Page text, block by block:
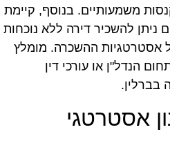
משמעותיים. בנוסף, קיימת
להשכיר דירה ללא נוכחות
ההשכרה. מומלץ
הנדל"ן או עורכי דין
בברלין.
אסטרטגי